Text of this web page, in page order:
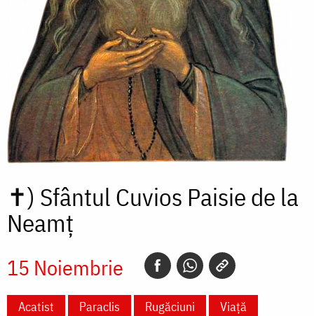
✝) Sfântul Cuvios Paisie de la
Neamț
15 Noiembrie
Acatist Paraclis Rugăciuni
Viață